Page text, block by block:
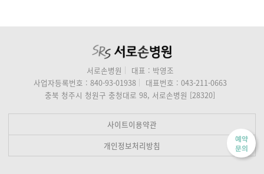
예약
문의
서로손병원
대표 : 박영조
사업자등록번호 : 840-93-01938
대표번호 : 043-211-0663
충북 청주시 청원구 충청대로 98, 서로손병원 [28320]
사이트이용약관
개인정보처리방침